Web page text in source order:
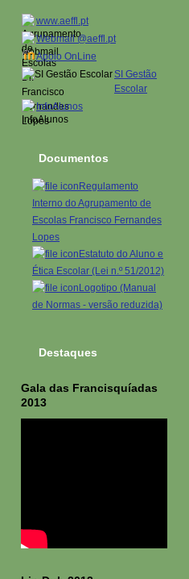
www.aeffl.pt
Webmail @aeffl.pt
Apoio OnLine
SI Gestão
Escolar
InfoAlunos
Documentos
Regulamento
Interno do Agrupamento de
Escolas Francisco Fernandes
Lopes
Estatuto do Aluno e
Ética Escolar (Lei n.º 51/2012)
Logotipo (Manual
de Normas - versão reduzida)
Destaques
Gala das Francisquíadas
2013